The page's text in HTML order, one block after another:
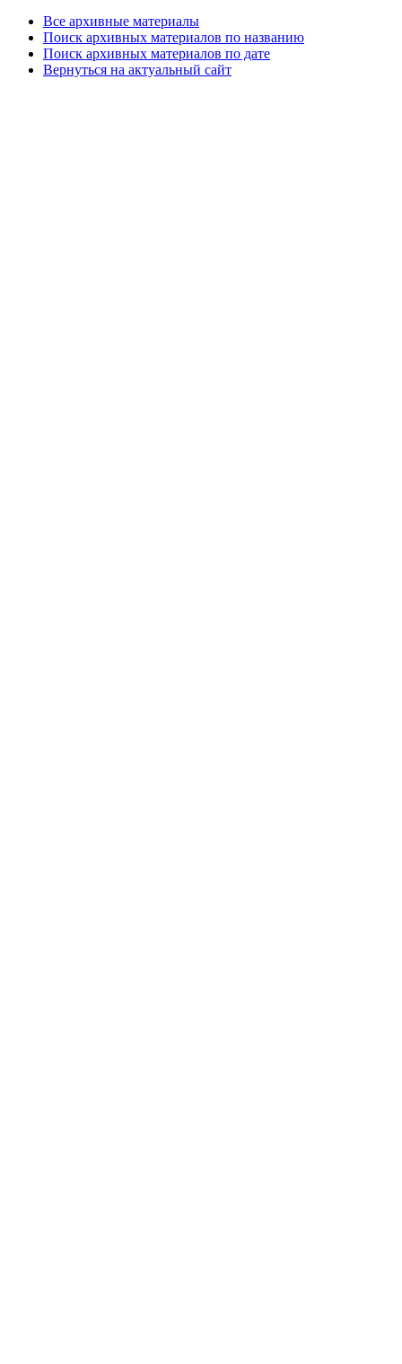
Все архивные материалы
Поиск архивных материалов по названию
Поиск архивных материалов по дате
Вернуться на актуальный сайт